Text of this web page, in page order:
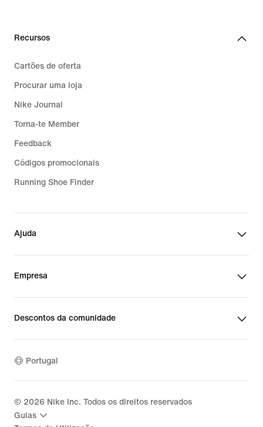
Recursos
Cartões de oferta
Procurar uma loja
Nike Journal
Torna-te Member
Feedback
Códigos promocionais
Running Shoe Finder
Ajuda
Empresa
Descontos da comunidade
Portugal
© 2026 Nike Inc. Todos os direitos reservados
Guias